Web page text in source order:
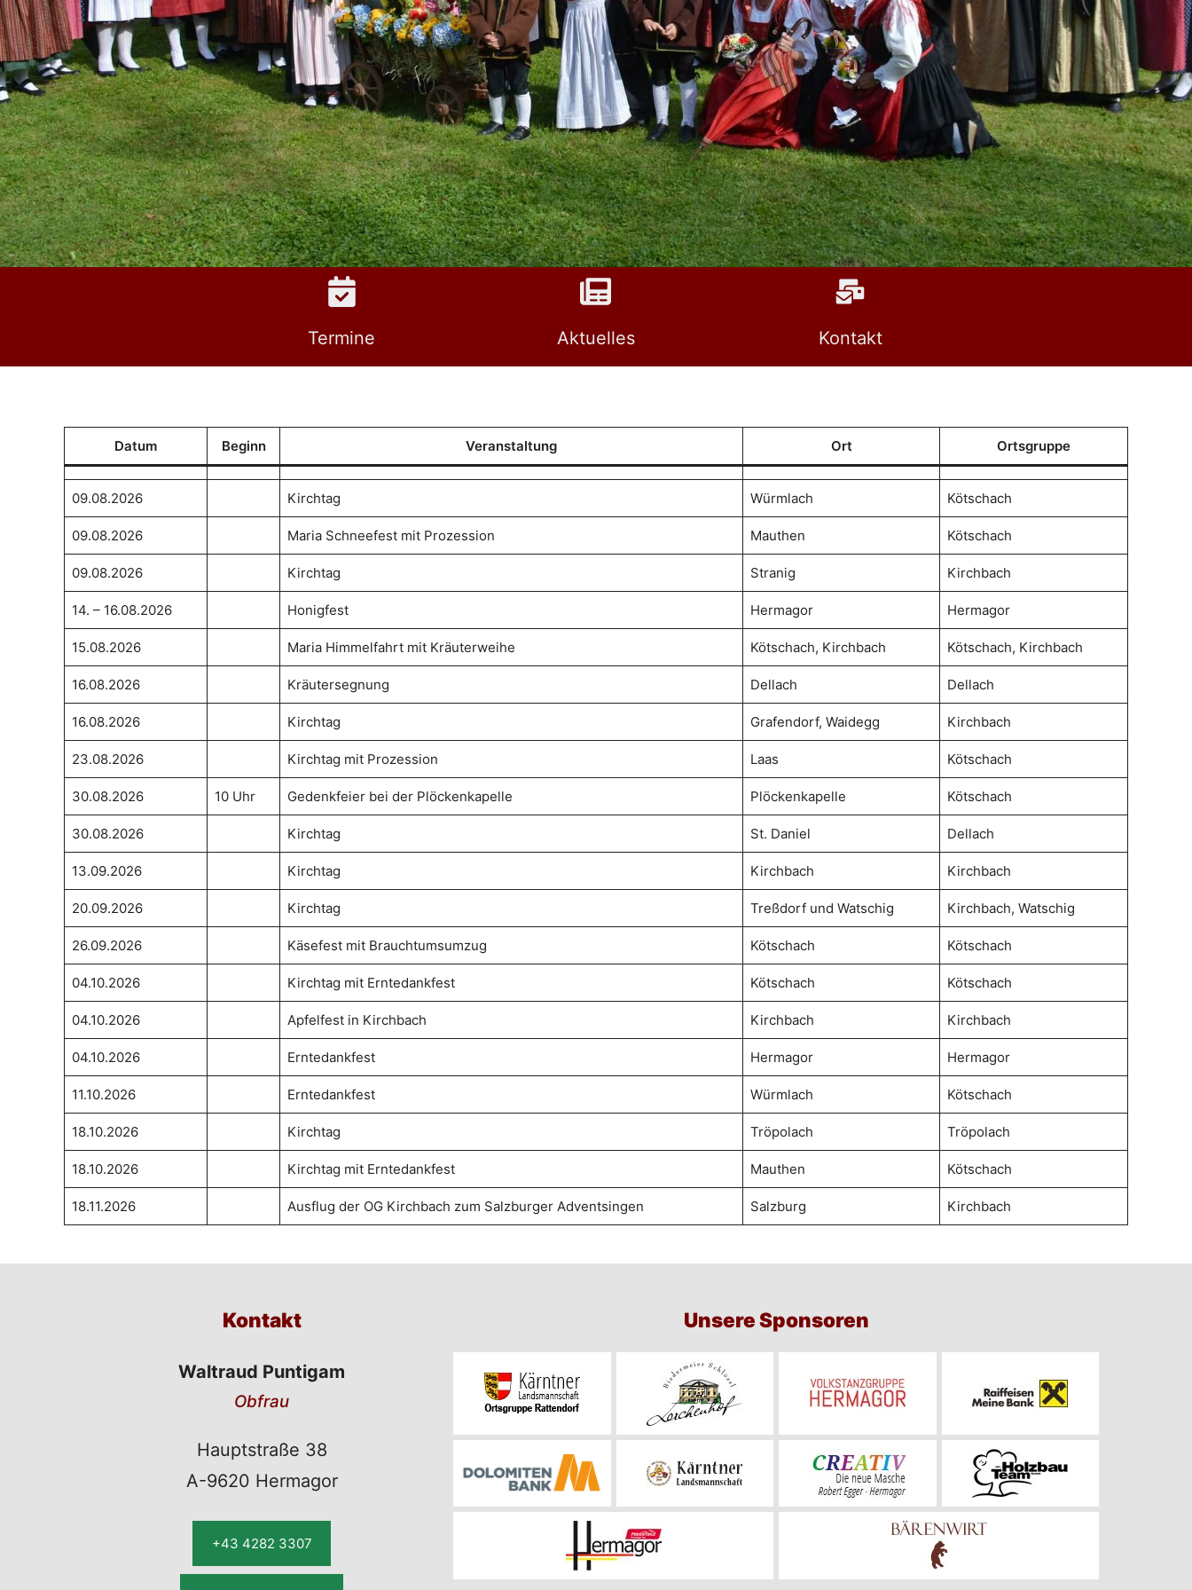
Termine Aktuelles Kontakt
Datum Beginn Veranstaltung Ort Ortsgruppe
09.08.2026 Kirchtag Würmlach Kötschach
09.08.2026 Maria Schneefest mit Prozession Mauthen Kötschach
09.08.2026 Kirchtag Stranig Kirchbach
14. – 16.08.2026 Honigfest Hermagor Hermagor
15.08.2026 Maria Himmelfahrt mit Kräuterweihe Kötschach, Kirchbach Kötschach, Kirchbach
16.08.2026 Kräutersegnung Dellach Dellach
16.08.2026 Kirchtag Grafendorf, Waidegg Kirchbach
23.08.2026 Kirchtag mit Prozession Laas Kötschach
30.08.2026 10 Uhr Gedenkfeier bei der Plöckenkapelle Plöckenkapelle Kötschach
30.08.2026 Kirchtag St. Daniel Dellach
13.09.2026 Kirchtag Kirchbach Kirchbach
20.09.2026 Kirchtag Treßdorf und Watschig Kirchbach, Watschig
26.09.2026 Käsefest mit Brauchtumsumzug Kötschach Kötschach
04.10.2026 Kirchtag mit Erntedankfest Kötschach Kötschach
04.10.2026 Apfelfest in Kirchbach Kirchbach Kirchbach
04.10.2026 Erntedankfest Hermagor Hermagor
11.10.2026 Erntedankfest Würmlach Kötschach
18.10.2026 Kirchtag Tröpolach Tröpolach
18.10.2026 Kirchtag mit Erntedankfest Mauthen Kötschach
18.11.2026 Ausflug der OG Kirchbach zum Salzburger Adventsingen Salzburg Kirchbach
Kontakt
Waltraud Puntigam
Obfrau
Hauptstraße 38
A-9620 Hermagor
+43 4282 3307
Unsere Sponsoren